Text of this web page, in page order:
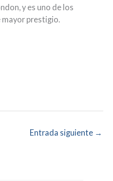
y es uno de los
prestigio.
Entrada siguiente →